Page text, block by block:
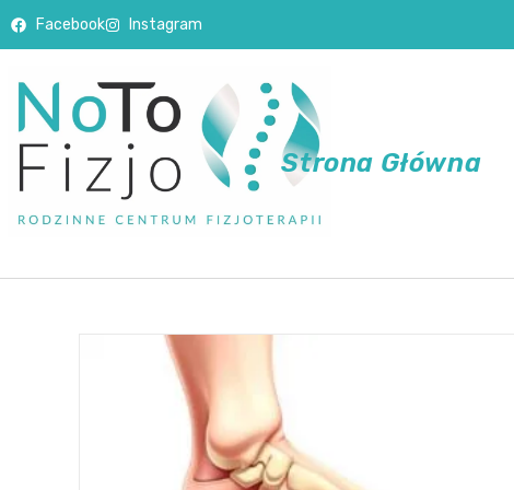
Facebook Instagram
Strona Główna